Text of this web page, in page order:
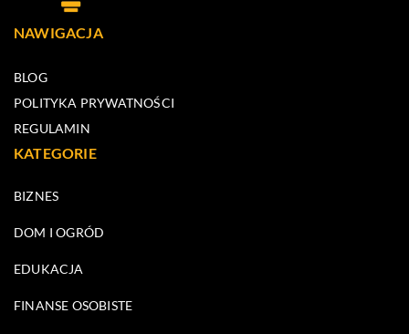
NAWIGACJA
BLOG
POLITYKA PRYWATNOŚCI
REGULAMIN
KATEGORIE
BIZNES
DOM I OGRÓD
EDUKACJA
FINANSE OSOBISTE